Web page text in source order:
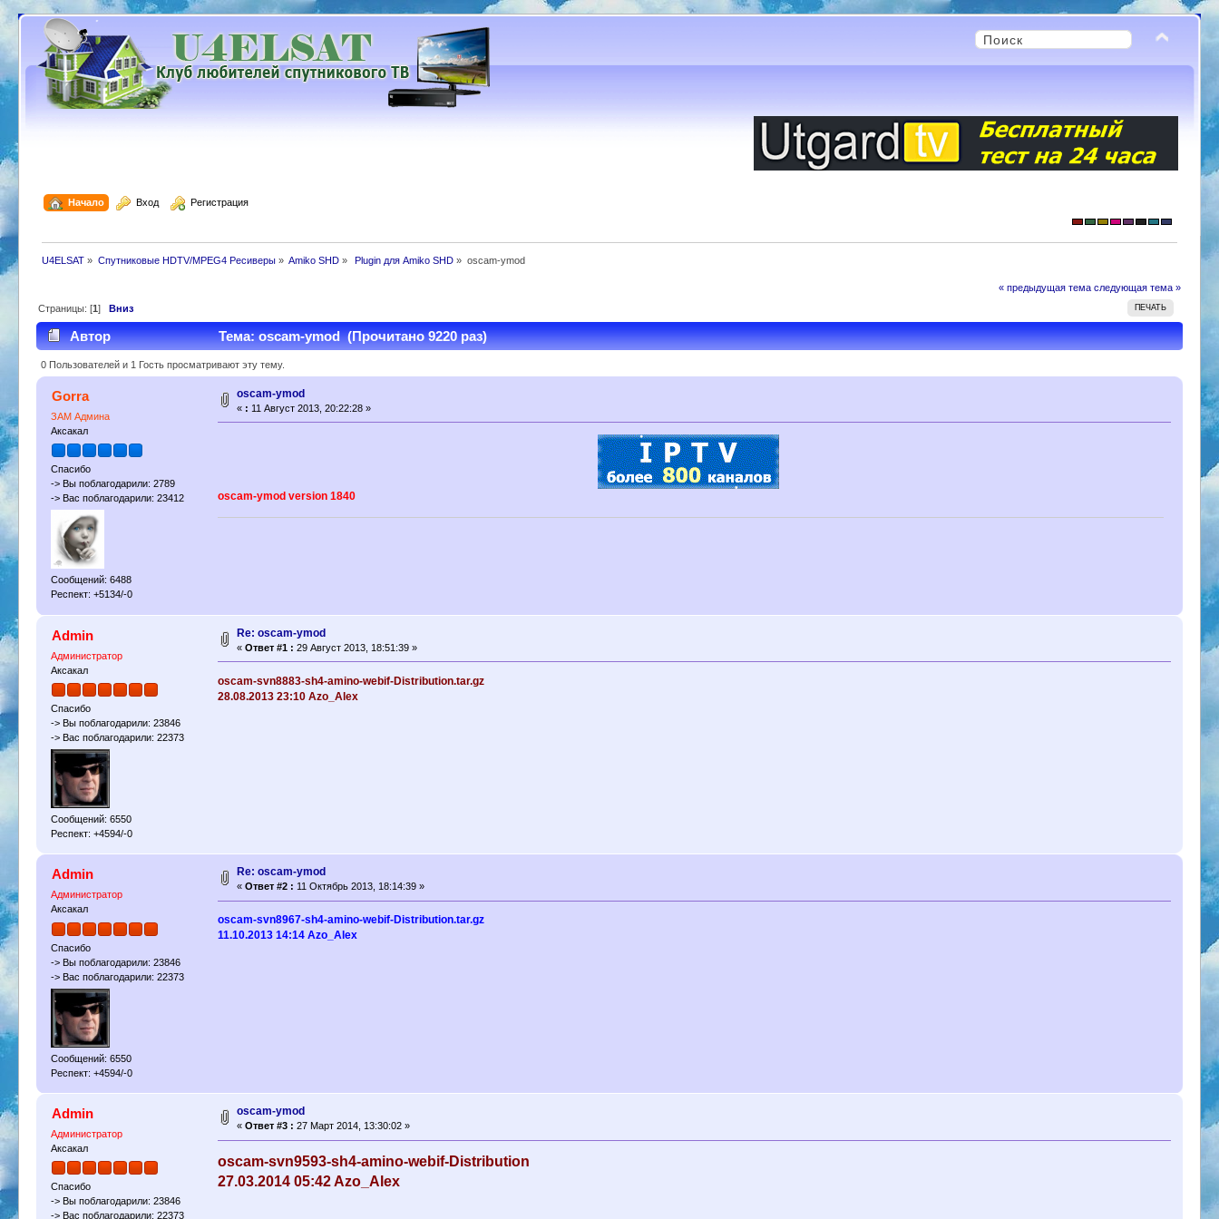
Начало Вход Регистрация
U4ELSAT » Спутниковые HDTV/MPEG4 Ресиверы» Amiko SHD » Plugin для Amiko SHD » oscam-ymod
« предыдущая тема следующая тема »
ПЕЧАТЬ
Страницы: [1]Вниз
Автор Тема: oscam-ymod (Прочитано 9220 раз)
0 Пользователей и 1 Гость просматривают эту тему.
Gorra
ЗАМ Админа
Аксакал
Спасибо
-> Вы поблагодарили: 2789
-> Вас поблагодарили: 23412
Сообщений: 6488
Респект: +5134/-0
oscam-ymod
« : 11 Август 2013, 20:22:28 »
oscam-ymod version 1840
Admin
Администратор
Аксакал
Спасибо
-> Вы поблагодарили: 23846
-> Вас поблагодарили: 22373
Сообщений: 6550
Респект: +4594/-0
Re: oscam-ymod
«Ответ #1 : 29 Август 2013, 18:51:39 »
oscam-svn8883-sh4-amino-webif-Distribution.tar.gz
28.08.2013 23:10 Azo_Alex
Admin
Администратор
Аксакал
Спасибо
-> Вы поблагодарили: 23846
-> Вас поблагодарили: 22373
Сообщений: 6550
Респект: +4594/-0
Re: oscam-ymod
«Ответ #2 : 11 Октябрь 2013, 18:14:39 »
oscam-svn8967-sh4-amino-webif-Distribution.tar.gz
11.10.2013 14:14 Azo_Alex
Admin
Администратор
Аксакал
Спасибо
-> Вы поблагодарили: 23846
-> Вас поблагодарили: 22373
oscam-ymod
«Ответ #3 : 27 Март 2014, 13:30:02 »
oscam-svn9593-sh4-amino-webif-Distribution
27.03.2014 05:42 Azo_Alex